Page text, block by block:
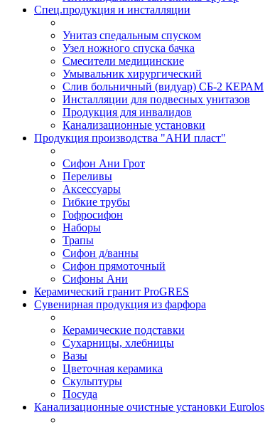
Спец.продукция и инсталляции
Унитаз спедальным спуском
Узел ножного спуска бачка
Смесители медицинские
Умывальник хирургический
Слив больничный (видуар) СБ-2 КЕРАМ
Инсталляции для подвесных унитазов
Продукция для инвалидов
Канализационные установки
Продукция производства "АНИ пласт"
Сифон Ани Грот
Переливы
Аксессуары
Гибкие трубы
Гофросифон
Наборы
Трапы
Сифон д/ванны
Сифон прямоточный
Сифоны Ани
Керамический гранит ProGRES
Сувенирная продукция из фарфора
Керамические подставки
Сухарницы, хлебницы
Вазы
Цветочная керамика
Скульптуры
Посуда
Канализационные очистные установки Eurolos